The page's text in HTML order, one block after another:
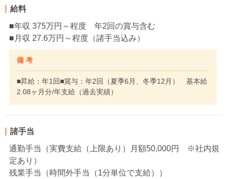
給料
■年収 375万円～程度 年2回の賞与含む
■月収 27.6万円～程度（諸手当込み）
備 考
■昇給：年1回■賞与：年2回（夏季6月、冬季12月） 基本給
2.08ヶ月分/年支給（過去実績）
諸手当
通勤手当（実費支給（上限あり）月額50,000円 ※社内規
定あり）
残業手当（時間外手当（1分単位で支給））